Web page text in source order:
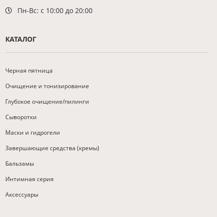
Пн-Вс: с 10:00 до 20:00
КАТАЛОГ
Черная пятница
Очищение и тонизирование
Глубокое очищение/пилинги
Сыворотки
Маски и гидрогели
Завершающие средства (кремы)
Бальзамы
Интимная серия
Аксессуары